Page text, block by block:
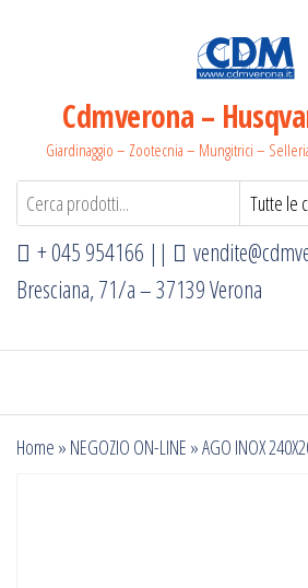
Cdmverona –
Giardinaggio – Zootecnia – Mungitrici –
+ 045 954166 ||
Bresciana, 71/a – 37139 Verona
Home » NEGOZIO ON-LINE »AGO INOX